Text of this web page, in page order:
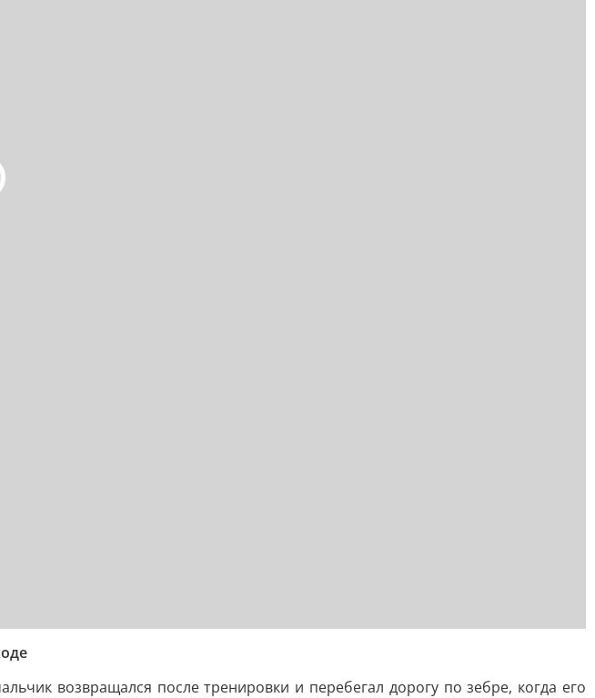
возвращался после тренировки и перебегал дорогу по зебре, когда его